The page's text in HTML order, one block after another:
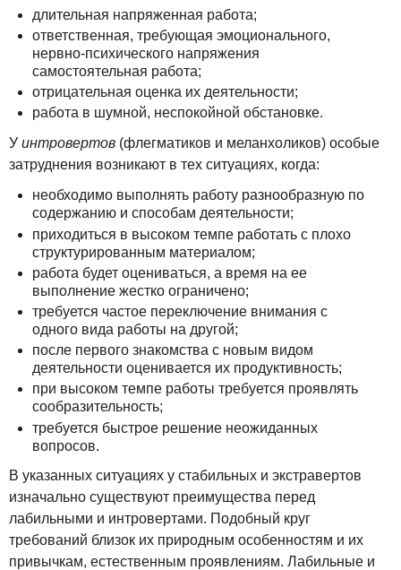
длительная напряженная работа;
ответственная, требующая эмоционального,
нервно-психического напряжения
самостоятельная работа;
отрицательная оценка их деятельности;
работа в шумной, неспокойной обстановке.
У интровертов (флегматиков и меланхоликов) особые
затруднения возникают в тех ситуациях, когда:
необходимо выполнять работу разнообразную по
содержанию и способам деятельности;
приходиться в высоком темпе работать с плохо
структурированным материалом;
работа будет оцениваться, а время на ее
выполнение жестко ограничено;
требуется частое переключение внимания с
одного вида работы на другой;
после первого знакомства с новым видом
деятельности оценивается их продуктивность;
при высоком темпе работы требуется проявлять
сообразительность;
требуется быстрое решение неожиданных
вопросов.
В указанных ситуациях у стабильных и экстравертов
изначально существуют преимущества перед
лабильными и интровертами. Подобный круг
требований близок их природным особенностям и их
привычкам, естественным проявлениям. Лабильные и